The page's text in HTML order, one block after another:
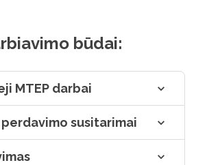
būdai:
MTEP darbai
susitarimai